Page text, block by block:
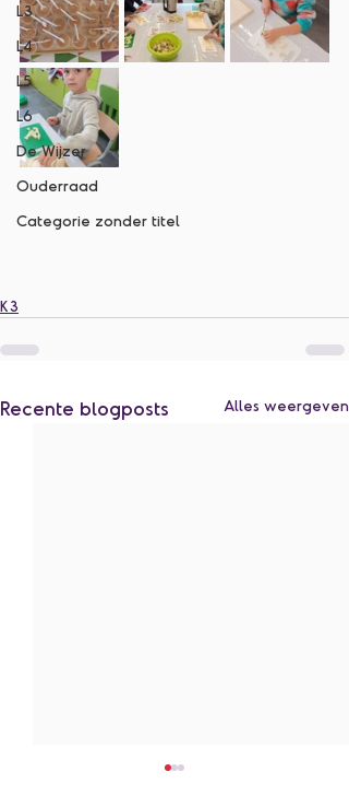
L3
L4
L5
L6
De Wijzer
Ouderraad
Categorie zonder titel
K3
Recente blogposts Alles weergeven